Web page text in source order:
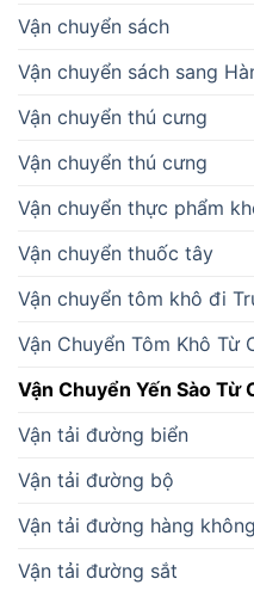
Vận chuyển sách
Vận chuyển sách sang
Vận chuyển thú cưng
Vận chuyển thú cưng
Vận chuyển thực phẩm
Vận chuyển thuốc tây
Vận chuyển tôm khô đi
Vận Chuyển Tôm Khô Từ
Vận Chuyển Yến Sào Từ
Vận tải đường biển
Vận tải đường bộ
Vận tải đường hàng không
Vận tải đường sắt